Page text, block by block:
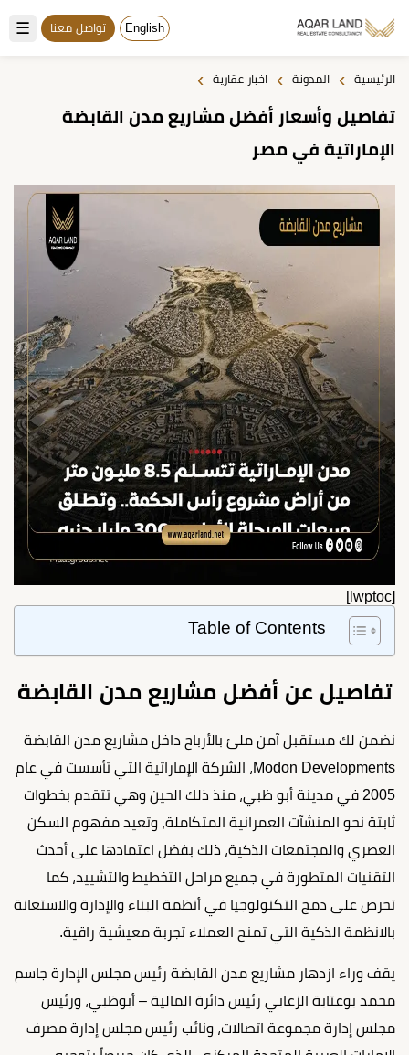
☰ English تواصل معنا
الرئيسية › المدونة › اخبار عقارية ›
تفاصيل وأسعار أفضل مشاريع مدن القابضة
الإماراتية في مصر
[lwptoc]
Table of Contents
تفاصيل عن أفضل مشاريع مدن القابضة
نضمن لك مستقبل آمن ملئ بالأرباح داخل مشاريع مدن القابضة
Modon Developments، الشركة الإماراتية التي تأسست في عام
2005 في مدينة أبو ظبي، منذ ذلك الحين وهي تتقدم بخطوات
ثابتة نحو المنشآت العمرانية المتكاملة، وتعيد مفهوم السكن
العصري والمجتمعات الذكية، ذلك بفضل اعتمادها على أحدث
التقنيات المتطورة في جميع مراحل التخطيط والتشييد، كما
تحرص على دمج التكنولوجيا في أنظمة البناء والإدارة والاستعانة
بالانظمة الذكية التي تمنح العملاء تجربة معيشية راقية.
يقف وراء ازدهار مشاريع مدن القابضة رئيس مجلس الإدارة جاسم
محمد بوعتابة الزعابي رئيس دائرة المالية – أبوظبي، ورئيس
مجلس إدارة مجموعة اتصالات، ونائب رئيس مجلس إدارة مصرف